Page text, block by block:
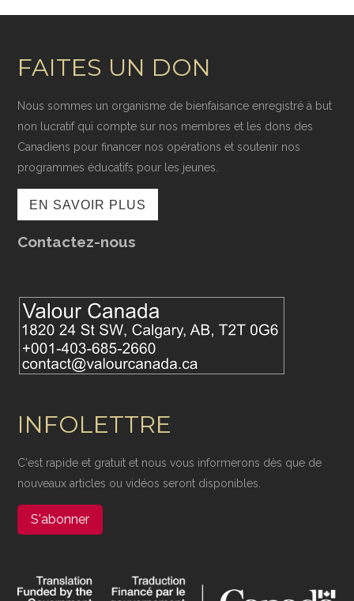
FAITES UN DON
Nous sommes un organisme de bienfaisance enregistré à but
non lucratif qui compte sur nos membres et les dons des
Canadiens pour financer nos opérations et soutenir nos
programmes éducatifs pour les jeunes.
EN SAVOIR PLUS
Contactez-nous
INFOLETTRE
C'est rapide et gratuit et nous vous informerons dès que de
nouveaux articles ou vidéos seront disponibles.
S'abonner